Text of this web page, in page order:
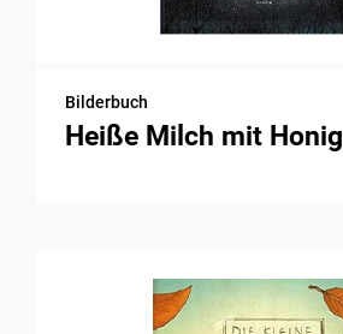
Bilderbuch
Heiße Milch mit Honig